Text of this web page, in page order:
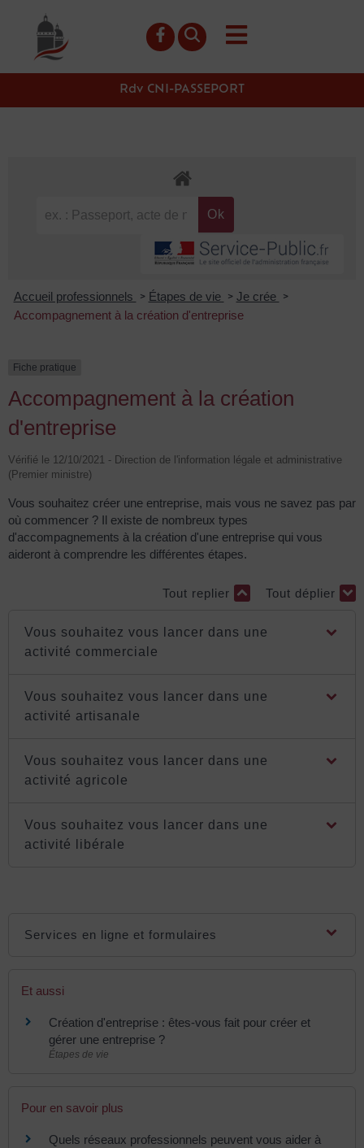
principal
Rdv CNI-PASSEPORT
Accueil professionnels > Étapes de vie > Je crée >
Accompagnement à la création d'entreprise
Fiche pratique
Accompagnement à la création
d'entreprise
Vérifié le 12/10/2021 - Direction de l'information légale et administrative
(Premier ministre)
Vous souhaitez créer une entreprise, mais vous ne savez pas par
où commencer ? Il existe de nombreux types
d'accompagnements à la création d'une entreprise qui vous
aideront à comprendre les différentes étapes.
Tout replier Tout déplier
Vous souhaitez vous lancer dans une
activité commerciale
Vous souhaitez vous lancer dans une
activité artisanale
Vous souhaitez vous lancer dans une
activité agricole
Vous souhaitez vous lancer dans une
activité libérale
Services en ligne et formulaires
Et aussi
Création d'entreprise : êtes-vous fait pour créer et
gérer une entreprise ?
Étapes de vie
Pour en savoir plus
Quels réseaux professionnels peuvent vous aider à